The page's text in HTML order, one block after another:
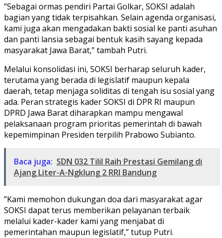
​”Sebagai ormas pendiri Partai Golkar, SOKSI adalah
bagian yang tidak terpisahkan. Selain agenda organisasi,
kami juga akan mengadakan bakti sosial ke panti asuhan
dan panti lansia sebagai bentuk kasih sayang kepada
masyarakat Jawa Barat,” tambah Putri.
​Melalui konsolidasi ini, SOKSI berharap seluruh kader,
terutama yang berada di legislatif maupun kepala
daerah, tetap menjaga soliditas di tengah isu sosial yang
ada. Peran strategis kader SOKSI di DPR RI maupun
DPRD Jawa Barat diharapkan mampu mengawal
pelaksanaan program prioritas pemerintah di bawah
kepemimpinan Presiden terpilih Prabowo Subianto.
Baca juga: SDN 032 Tilil Raih Prestasi Gemilang di
Ajang Liter-A-Ngklung 2 RRI Bandung
​”Kami memohon dukungan doa dari masyarakat agar
SOKSI dapat terus memberikan pelayanan terbaik
melalui kader-kader kami yang menjabat di
pemerintahan maupun legislatif,” tutup Putri.